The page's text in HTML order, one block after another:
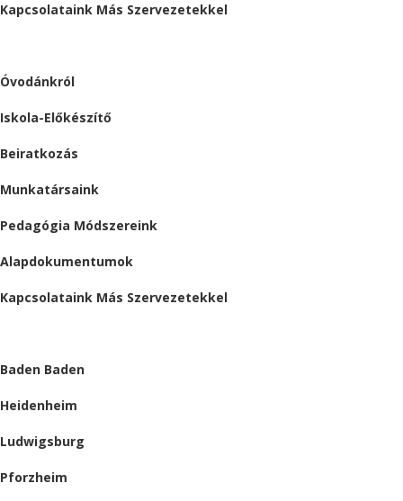
Kapcsolataink Más Szervezetekkel
Óvodánkról
Iskola-Előkészítő
Beiratkozás
Munkatársaink
Pedagógia Módszereink
Alapdokumentumok
Kapcsolataink Más Szervezetekkel
Baden Baden
Heidenheim
Ludwigsburg
Pforzheim